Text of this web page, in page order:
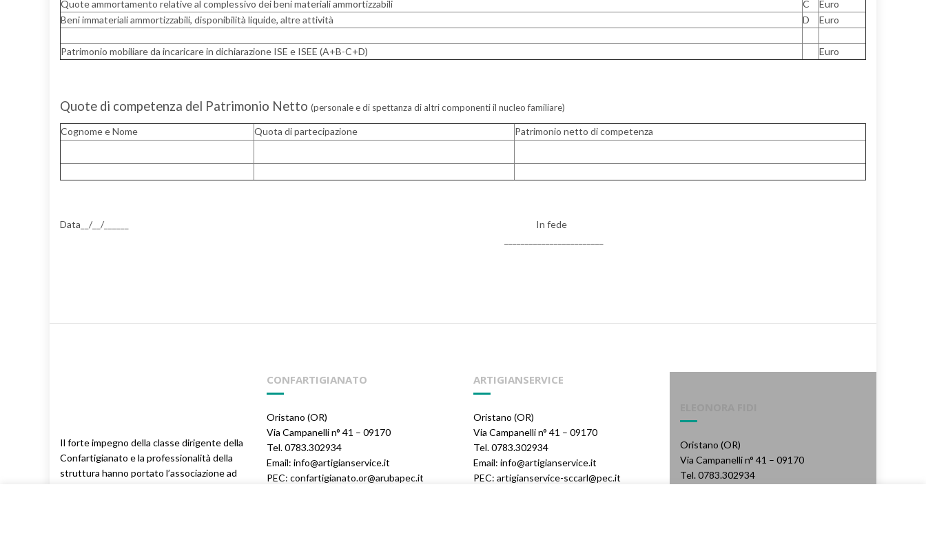
Quote ammortamento relative al complessivo dei beni materiali ammortizzabili
C
Euro
Beni immateriali ammortizzabili, disponibilità liquide, altre attività
D Euro
Patrimonio mobiliare da incaricare in dichiarazione ISE e ISEE (A+B-C+D) Euro
Quote di competenza del Patrimonio Netto (personale e di spettanza di altri componenti il nucleo familiare)
Cognome e Nome Quota di partecipazione Patrimonio netto di competenza
Data__/__/______ In fede
Il forte impegno della classe dirigente della
Confartigianato e la professionalità della
struttura hanno portato l’associazione ad
CONFARTIGIANATO
Oristano (OR)
Via Campanelli n° 41 – 09170
Tel. 0783.302934
Email: info@artigianservice.it
PEC: confartigianato.or@arubapec.it
ARTIGIANSERVICE
Oristano (OR)
Via Campanelli n° 41 – 09170
Tel. 0783.302934
Email: info@artigianservice.it
PEC: artigianservice-sccarl@pec.it
Oristano (OR)
Via Campanelli n° 41 – 09170
Tel. 0783.302934